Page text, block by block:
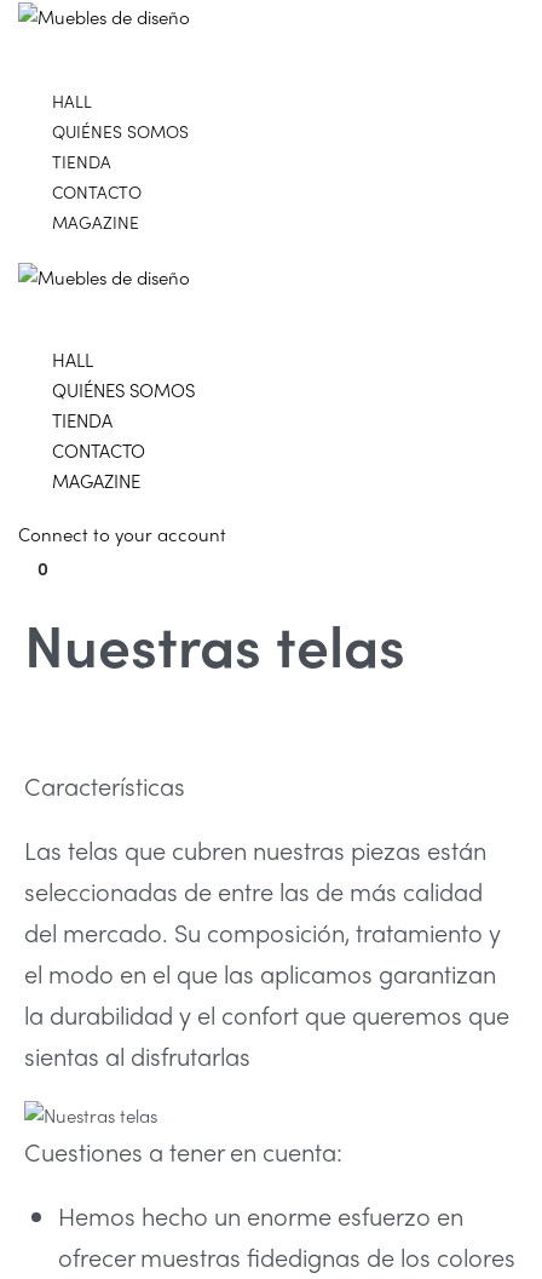
HALL
QUIÉNES SOMOS
TIENDA
CONTACTO
MAGAZINE
HALL
QUIÉNES SOMOS
TIENDA
CONTACTO
MAGAZINE
Connect to your account
0
Nuestras telas
Características
Las telas que cubren nuestras piezas están
seleccionadas de entre las de más calidad
del mercado. Su composición, tratamiento y
el modo en el que las aplicamos garantizan
la durabilidad y el confort que queremos que
sientas al disfrutarlas
Cuestiones a tener en cuenta:
Hemos hecho un enorme esfuerzo en
ofrecer muestras fidedignas de los colores